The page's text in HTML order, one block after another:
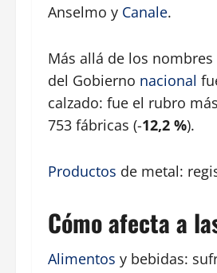
Anselmo y Canale.
Más allá de los
del Gobierno nacional
calzado: fue el rubro
753 fábricas (-12,2 %).
Productos de metal:
Cómo afecta a
Alimentos y bebidas: